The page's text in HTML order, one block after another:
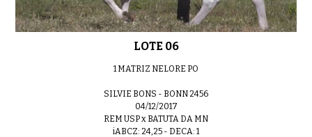
LOTE 06
1 MATRIZ NELORE PO
SILVIE BONS - BONN 2456
04/12/2017
REM USP x BATUTA DA MN
iABCZ: 24,25 - DECA: 1